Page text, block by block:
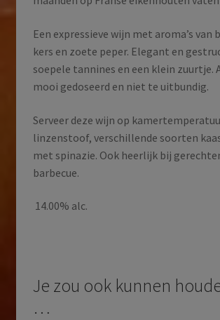
Een expressieve wijn met aroma’s van
kers en zoete peper. Elegant en
soepele tannines en een klein zuurtje.
mooi gedoseerd en niet te uitbundig.
Serveer deze wijn op
linzenstoof, verschillende soorten
met spinazie. Ook heerlijk bij
barbecue.
14.00% alc.
Je zou ook kunnen
…